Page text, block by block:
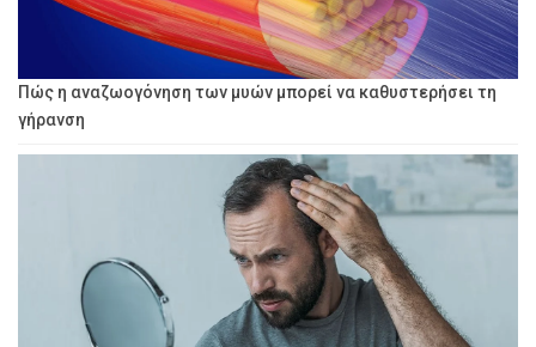
Πώς η αναζωογόνηση των μυών μπορεί να καθυστερήσει τη
γήρανση